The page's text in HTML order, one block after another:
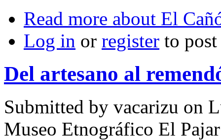
Read more about El
Log in or register to
Del artesano al
Submitted by vacarizu on
Museo Etnográfico El Pajar